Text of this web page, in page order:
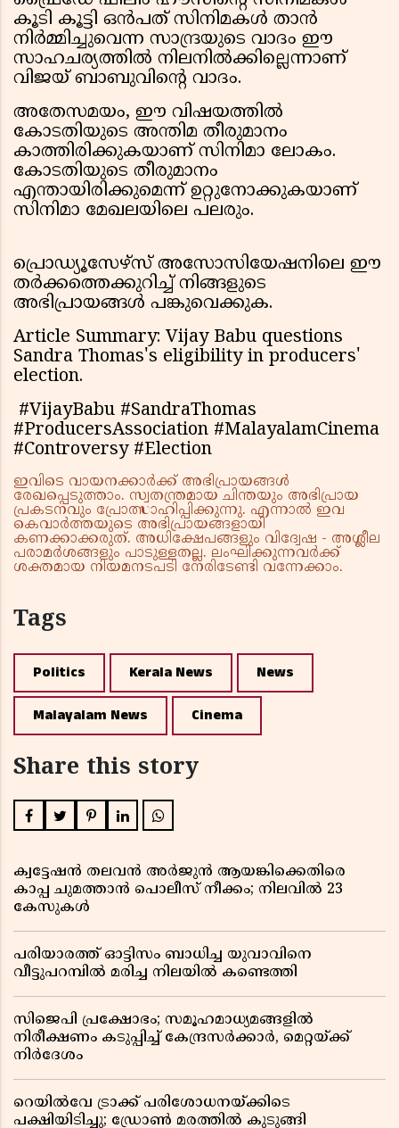
കൂടി കൂട്ടി ഒൻപത് സിനിമകൾ താൻ
നിർമ്മിച്ചുവെന്ന സാന്ദ്രയുടെ വാദം ഈ
സാഹചര്യത്തിൽ നിലനിൽക്കില്ലെന്നാണ്
വിജയ് ബാബുവിന്റെ വാദം.
അതേസമയം, ഈ വിഷയത്തിൽ
കോടതിയുടെ അന്തിമ തീരുമാനം
കാത്തിരിക്കുകയാണ് സിനിമാ ലോകം.
കോടതിയുടെ തീരുമാനം
എന്തായിരിക്കുമെന്ന് ഉറ്റുനോക്കുകയാണ്
സിനിമാ മേഖലയിലെ പലരും.
പ്രൊഡ്യൂസേഴ്സ് അസോസിയേഷനിലെ ഈ
തർക്കത്തെക്കുറിച്ച് നിങ്ങളുടെ
അഭിപ്രായങ്ങൾ പങ്കുവെക്കുക.
Article Summary: Vijay Babu questions
Sandra Thomas's eligibility in producers'
election.
#VijayBabu #SandraThomas
#ProducersAssociation #MalayalamCinema
#Controversy #Election
ഇവിടെ വായനക്കാർക്ക് അഭിപ്രായങ്ങൾ
രേഖപ്പെടുത്താം. സ്വതന്ത്രമായ ചിന്തയും അഭിപ്രായ
പ്രകടനവും പ്രോത്സാഹിപ്പിക്കുന്നു. എന്നാൽ ഇവ
കെവാർത്തയുടെ അഭിപ്രായങ്ങളായി
കണക്കാക്കരുത്. അധിക്ഷേപങ്ങളും വിദ്വേഷ - അശ്ലീല
പരാമർശങ്ങളും പാടുള്ളതല്ല. ലംഘിക്കുന്നവർക്ക്
ശക്തമായ നിയമനടപടി നേരിടേണ്ടി വന്നേക്കാം.
Tags
Politics Kerala News News
Malayalam News Cinema
Share this story
ക്വട്ടേഷൻ തലവൻ അർജുൻ ആയങ്കിക്കെതിരെ
കാപ്പ ചുമത്താൻ പൊലീസ് നീക്കം; നിലവിൽ 23
കേസുകൾ
പരിയാരത്ത് ഓട്ടിസം ബാധിച്ച യുവാവിനെ
വീട്ടുപറമ്പിൽ മരിച്ച നിലയിൽ കണ്ടെത്തി
സിജെപി പ്രക്ഷോഭം; സമൂഹമാധ്യമങ്ങളിൽ
നിരീക്ഷണം കടുപ്പിച്ച് കേന്ദ്രസർക്കാർ, മെറ്റയ്ക്ക്
നിർദേശം
റെയിൽവേ ട്രാക്ക് പരിശോധനയ്ക്കിടെ
പക്ഷിയിടിച്ചു; ഡ്രോൺ മരത്തിൽ കുടുങ്ങി